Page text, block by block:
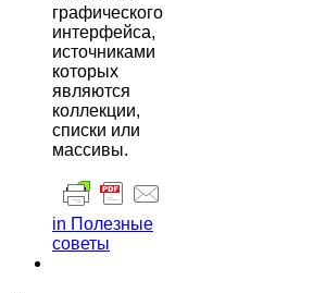
графического
интерфейса,
источниками
которых
являются
коллекции,
списки или
массивы.
in Полезные
советы